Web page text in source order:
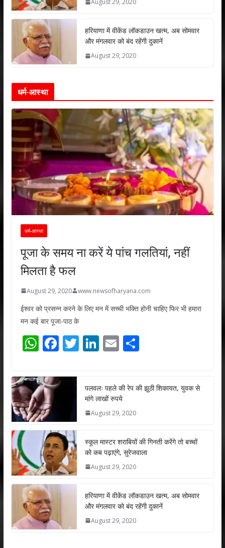
August 29, 2020
हरियाणा में वीकेंड लॉकडाउन खत्म, अब सोमवार
और मंगलवार को बंद रहेंगी दुकानें
August 29, 2020
धर्म-आस्था
धर्म-आस्था
पूजा के समय ना करें ये पांच गलतियां, नहीं
मिलता है फल
August 29, 2020 www.newsofharyana.com
ईश्वर को प्रसन्न करने के लिए मन में सच्ची भक्ति होनी चाहिए फिर भी हमारा
मन कई बार पूजा-पाठ के
W
at
s
A
p
p
F
e
b
o
k
T
er
Li
e
dI
n
E
l
S
e
पलवलः पहले की रेप की झूठी शिकायत, युवक से
मांगे लाखों रुपये
August 29, 2020
स्कूल मास्टर शराबियों की गिनती करेंगे तो बच्चों
को कब पढ़ाएंगे, सुरेजवाला
August 29, 2020
हरियाणा में वीकेंड लॉकडाउन खत्म, अब सोमवार
और मंगलवार को बंद रहेंगी दुकानें
August 29, 2020